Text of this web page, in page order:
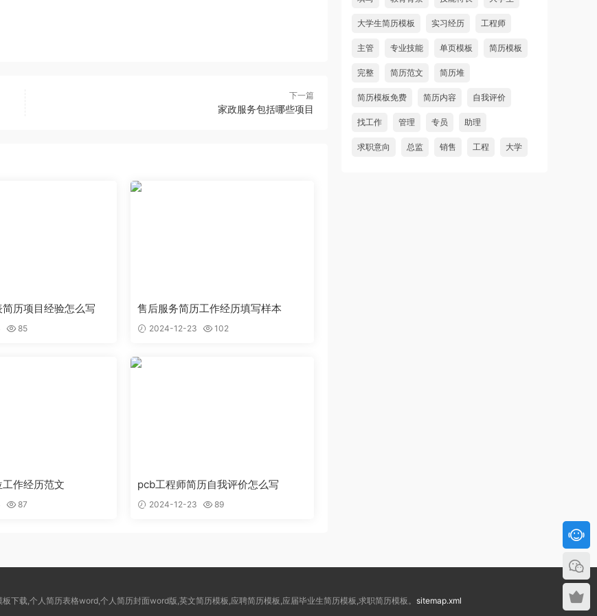
下一篇
家政服务包括哪些项目
历项目经验怎么写
85
售后服务简历工作经历填写样本
2024-12-23 102
作经历范文
87
pcb工程师简历自我评价怎么写
2024-12-23 89
大学生简历模板 实习经历 工程师
主管 专业技能 单页模板 简历模板
完整 简历范文 简历堆
简历模板免费 简历内容 自我评价
找工作 管理 专员 助理
求职意向 总监 销售 工程 大学
下载,个人简历表格word,个人简历封面word版,英文简历模板,应聘简历模板,应届毕业生简历模板,求职简历模板。 sitemap.xml